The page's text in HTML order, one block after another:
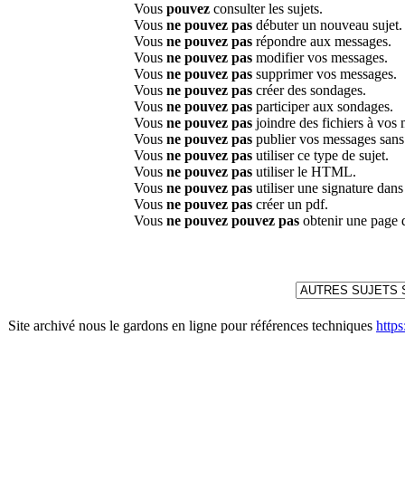
Vous pouvez consulter les sujets.
Vous ne pouvez pas débuter un nouveau sujet.
Vous ne pouvez pas répondre aux messages.
Vous ne pouvez pas modifier vos messages.
Vous ne pouvez pas supprimer vos messages.
Vous ne pouvez pas créer des sondages.
Vous ne pouvez pas participer aux sondages.
Vous ne pouvez pas joindre des fichiers à vos
Vous ne pouvez pas publier vos messages
Vous ne pouvez pas utiliser ce type de sujet.
Vous ne pouvez pas utiliser le HTML.
Vous ne pouvez pas utiliser une signature
Vous ne pouvez pas créer un pdf.
Vous ne pouvez pouvez pas obtenir une page
Site archivé nous le gardons en ligne pour références techniques